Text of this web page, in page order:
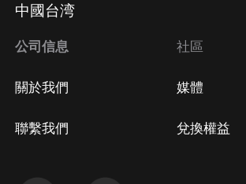
方法 Google Play取消訂閱方法
中國台湾
公司信息
關於我們
聯繫我們
社區
媒體
兌換權益